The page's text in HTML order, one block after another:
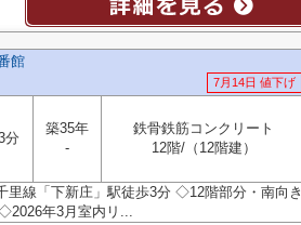
館
7月14日 値下げ
分
築35年
-
鉄骨鉄筋コンクリート
12階/（12階建）
線「下新庄」駅徒歩3分 ◇12階部分・南向き
年3月室内リ...